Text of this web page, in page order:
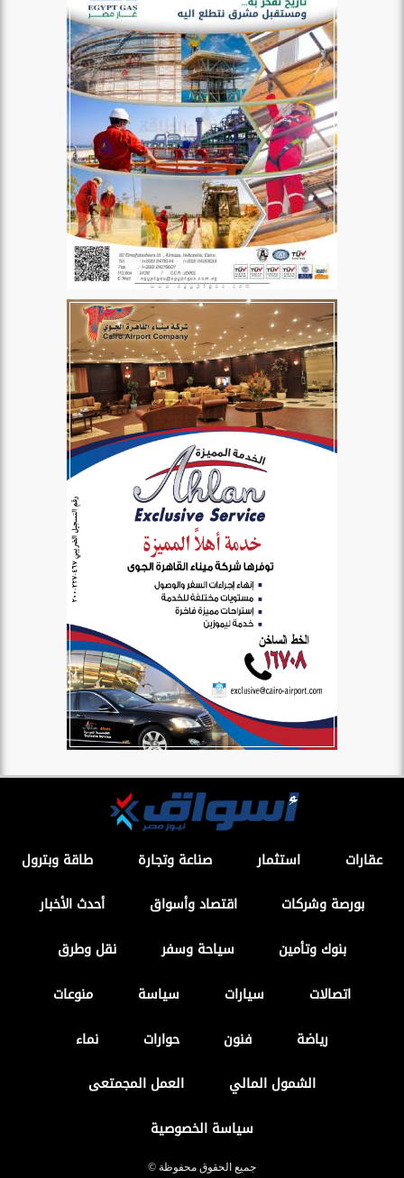
عقارات استثمار صناعة وتجارة
طاقة وبترول
بورصة وشركات
اقتصاد وأسواق
أحدث الأخبار
بنوك وتأمين
سياحة وسفر
نقل وطرق
اتصالات
سيارات سياسة
منوعات
رياضة
فنون حوارات
نماء
الشمول المالي
العمل المجمتعى
سياسة الخصوصية
جميع الحقوق محفوظة ©